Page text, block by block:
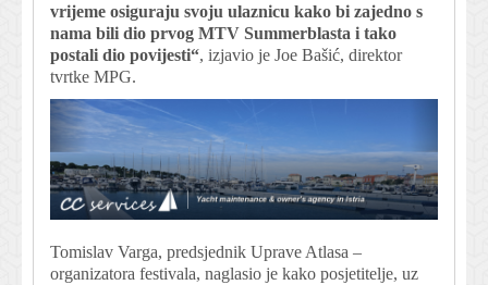
vrijeme osiguraju svoju ulaznicu kako bi zajedno s
nama bili dio prvog MTV Summerblasta i tako
postali dio povijesti“, izjavio je Joe Bašić, direktor
tvrtke MPG.
Tomislav Varga, predsjednik Uprave Atlasa –
organizatora festivala, naglasio je kako posjetitelje, uz